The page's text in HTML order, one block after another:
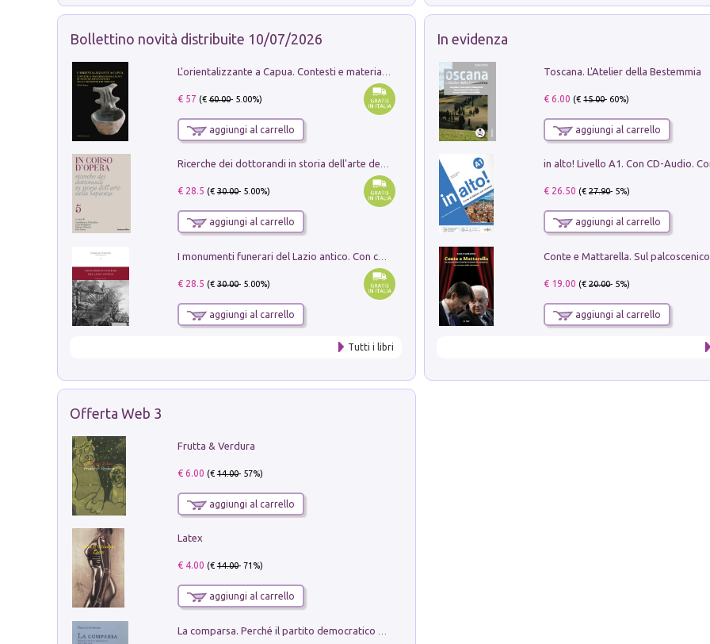
Bollettino novità distribuite 10/07/2026
€ 57 (€60.00- 5.00%)
aggiungi al carrello
Ricerche dei dottorandi in storia dell'arte della Sapienza
€ 28.5 (€30.00- 5.00%)
aggiungi al carrello
I monumenti funerari del Lazio antico. Con cartella con tavole
€ 28.5 (€30.00- 5.00%)
aggiungi al carrello
Tutti i libri
In evidenza
Toscana. L'Atelier della Bestemmia
€ 6.00 (€15.00- 60%)
aggiungi al carrello
€ 26.50 (€27.90- 5%)
aggiungi al carrello
€ 19.00 (€20.00- 5%)
aggiungi al carrello
Offerta Web 3
Frutta & Verdura
€ 6.00 (€14.00- 57%)
aggiungi al carrello
Latex
€ 4.00 (€14.00- 71%)
aggiungi al carrello